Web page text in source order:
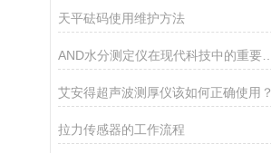
天平砝码使用维护方法
AND水分测定仪在现代科技中的重要作用
艾安得超声波测厚仪该如何正确使用？
拉力传感器的工作流程